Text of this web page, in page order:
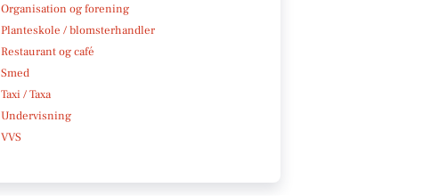
Organisation og forening
Planteskole / blomsterhandler
Restaurant og café
Smed
Taxi / Taxa
Undervisning
VVS